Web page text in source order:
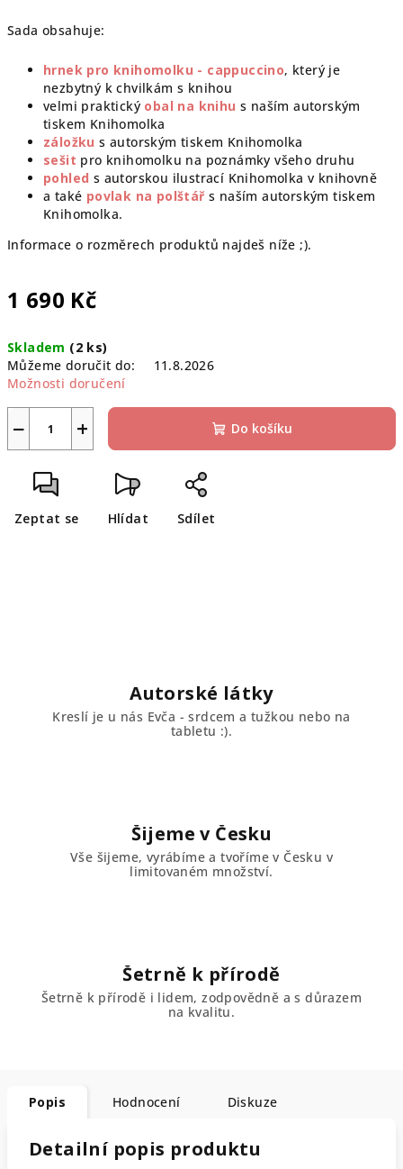
Sada obsahuje:
hrnek pro knihomolku - cappuccino, který je
nezbytný k chvilkám s knihou
velmi praktický obal na knihu s naším autorským
tiskem Knihomolka
záložku s autorským tiskem Knihomolka
sešit pro knihomolku na poznámky všeho druhu
pohled s autorskou ilustrací Knihomolka v knihovně
a také povlak na polštářs naším autorským tiskem
Knihomolka.
Informace o rozměrech produktů najdeš níže ;).
1 690 Kč
cena:
Skladem (2 ks)
Můžeme doručit do:
11.8.2026
Možnosti doručení
+
− Do košíku
Zeptat se Hlídat Sdílet
Autorské látky
Kreslí je u nás Evča - srdcem a tužkou nebo na
tabletu :).
Šijeme v Česku
Vše šijeme, vyrábíme a tvoříme v Česku v
limitovaném množství.
Šetrně k přírodě
Šetrně k přírodě i lidem, zodpovědně a s důrazem
na kvalitu.
Popis Hodnocení Diskuze
Detailní popis produktu